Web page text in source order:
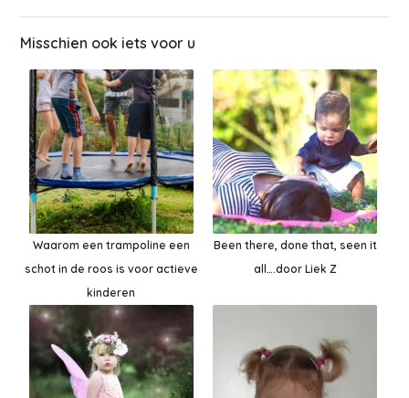
Misschien ook iets voor u
Waarom een trampoline een
schot in de roos is voor actieve
kinderen
Been there, done that, seen it
all….door Liek Z